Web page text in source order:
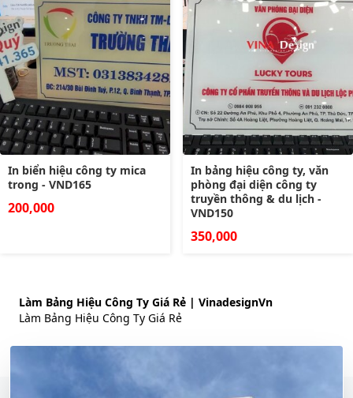
In biển hiệu công ty mica
trong - VND165
200,000
In bảng hiệu công ty, văn
phòng đại diện công ty
truyền thông & du lịch -
VND150
350,000
Làm Bảng Hiệu Công Ty Giá Rẻ | VinadesignVn
Làm Bảng Hiệu Công Ty Giá Rẻ